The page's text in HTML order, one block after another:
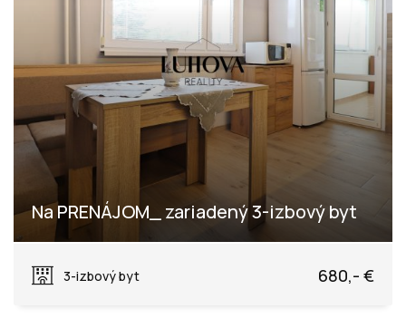
Na PRENÁJOM_ zariadený 3-izbový byt
3-izbový byt
680,- €